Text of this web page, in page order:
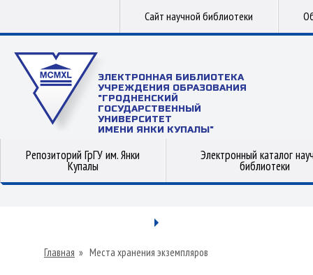
Сайт научной библиотеки
ЭЛЕКТРОННАЯ БИБЛИОТЕКА
УЧРЕЖДЕНИЯ ОБРАЗОВАНИЯ
"ГРОДНЕНСКИЙ
ГОСУДАРСТВЕННЫЙ
УНИВЕРСИТЕТ
ИМЕНИ ЯНКИ КУПАЛЫ"
Репозиторий ГрГУ им. Янки
Купалы
Электронный каталог
библиотеки
Главная » Места хранения экземпляров